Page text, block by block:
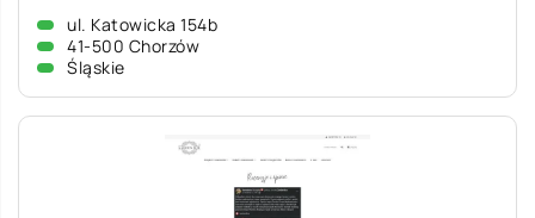
ul. Katowicka 154b
41-500 Chorzów
Śląskie